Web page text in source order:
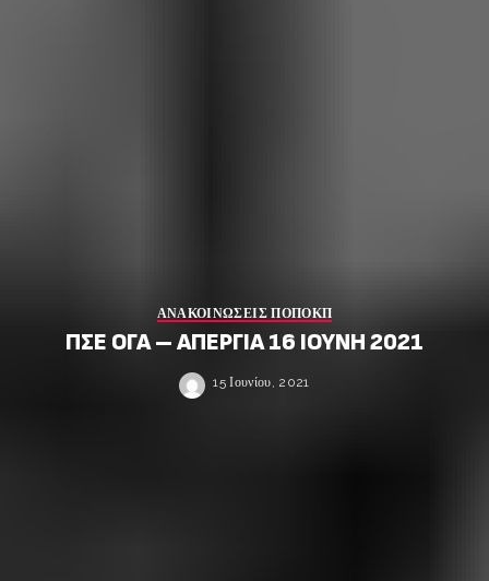
ΑΝΑΚΟΙΝΩΣΕΙΣ ΠΟΠΟΚΠ
ΠΣΕ ΟΓΑ – ΑΠΕΡΓΙΑ 16 ΙΟΥΝΗ 2021
15 Ιουνίου, 2021